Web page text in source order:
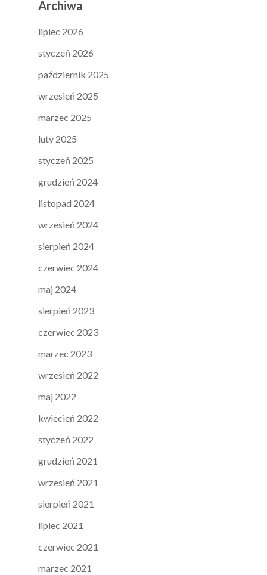
Archiwa
lipiec 2026
styczeń 2026
październik 2025
wrzesień 2025
marzec 2025
luty 2025
styczeń 2025
grudzień 2024
listopad 2024
wrzesień 2024
sierpień 2024
czerwiec 2024
maj 2024
sierpień 2023
czerwiec 2023
marzec 2023
wrzesień 2022
maj 2022
kwiecień 2022
styczeń 2022
grudzień 2021
wrzesień 2021
sierpień 2021
lipiec 2021
czerwiec 2021
marzec 2021